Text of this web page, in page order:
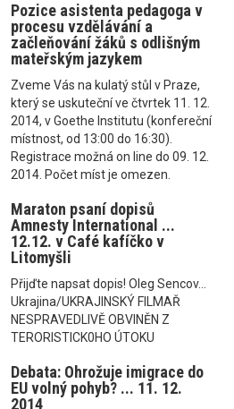
Pozice asistenta pedagoga v
procesu vzdělávání a
začleňování žáků s odlišným
mateřským jazykem
Zveme Vás na kulatý stůl v Praze,
který se uskuteční ve čtvrtek 11. 12.
2014, v Goethe Institutu (konfereční
místnost, od 13:00 do 16:30).
Registrace možná on line do 09. 12.
2014. Počet míst je omezen.
Maraton psaní dopisů
Amnesty International ...
12.12. v Café kafíčko v
Litomyšli
Přijďte napsat dopis! Oleg Sencov...
Ukrajina/UKRAJINSKÝ FILMAŘ
NESPRAVEDLIVĚ OBVINĚN Z
TERORISTICK0HO ÚTOKU
Debata: Ohrožuje imigrace do
EU volný pohyb? ... 11. 12.
2014